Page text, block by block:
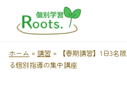
ホーム »講習 »
【春期講習】1日3名
る個別指導の集中講座